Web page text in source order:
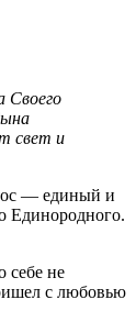
Своего
свет и
— единый и
Единородного.
себе не
с любовью